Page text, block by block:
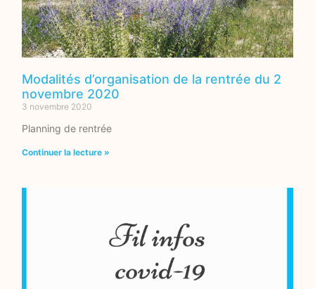
Modalités d’organisation de la rentrée du 2
novembre 2020
3 novembre 2020
Planning de rentrée
Continuer la lecture »